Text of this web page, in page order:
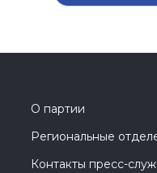
О партии
Региональные
Контакты пресс-